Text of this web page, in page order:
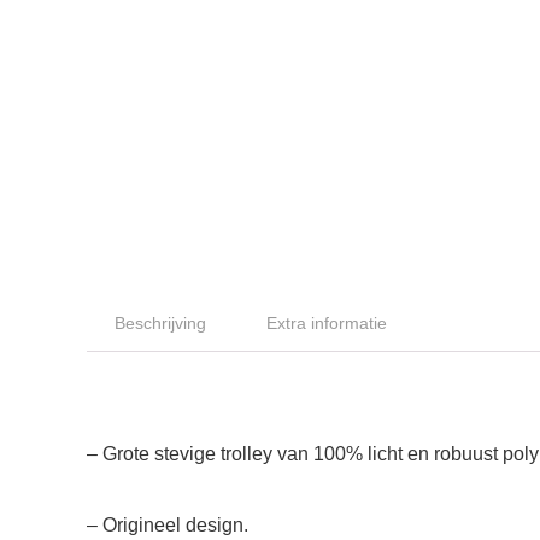
Beschrijving Extra informatie
– Grote stevige trolley van 100% licht en robuust
– Origineel design.